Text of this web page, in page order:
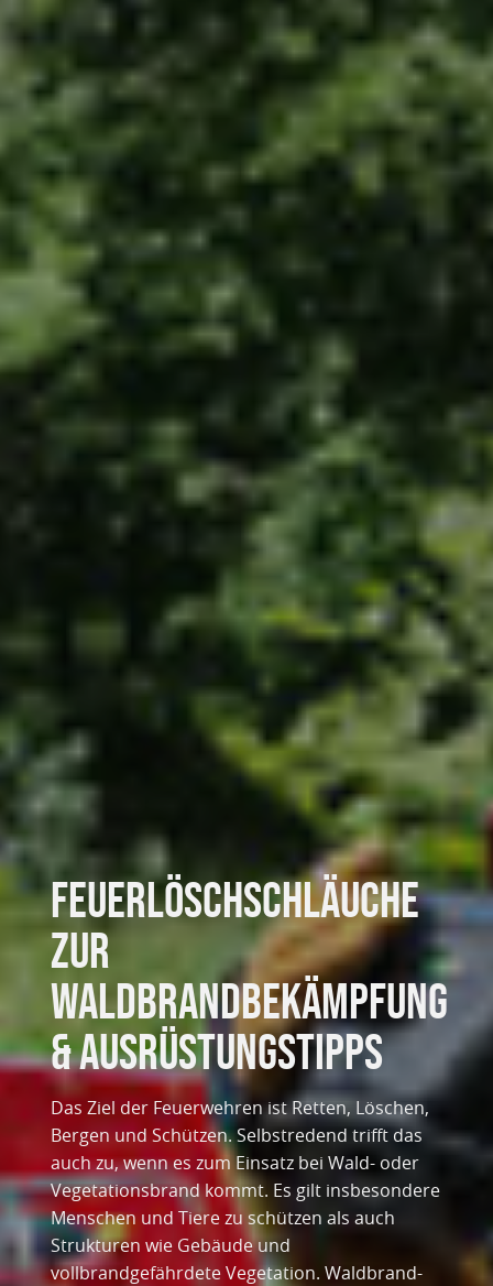
Feuerlöschschläuche
zur
Waldbrandbekämpfung
& Ausrüstungstipps
Das Ziel der Feuerwehren ist Retten, Löschen,
Bergen und Schützen. Selbstredend trifft das
auch zu, wenn es zum Einsatz bei Wald- oder
Vegetationsbrand kommt. Es gilt insbesondere
Menschen und Tiere zu schützen als auch
Strukturen wie Gebäude und
vollbrandgefährdete Vegetation. Waldbrand-